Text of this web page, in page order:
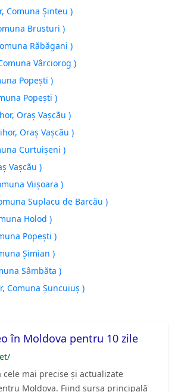
Comuna Şinteu )
Brusturi )
Răbăgani )
Vârciorog )
Popeşti )
Popeşti )
Oraş Vaşcãu )
Oraş Vaşcãu )
Curtuişeni )
Vaşcãu )
Viişoara )
Suplacu de Barcău )
Holod )
Popeşti )
Şimian )
Sâmbăta )
Comuna Şuncuiuş )
în Moldova pentru 10 zile
mai precise și actualizate
Moldova. Fiind sursa principală